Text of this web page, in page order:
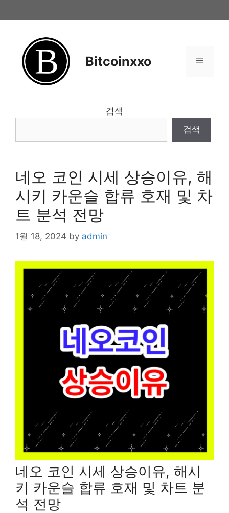
to
Bitcoinxxo Menu
검색
검색
네오 코인 시세 상승이유, 해
시키 카운슬 합류 호재 및 차
트 분석 전망
1월 18, 2024 by admin
네오 코인 시세 상승이유, 해시
키 카운슬 합류 호재 및 차트 분
석 전망